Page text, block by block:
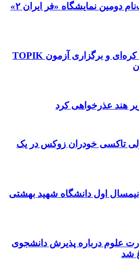
تمدید مهلت ثبت‌نام دومین نمایشگاه «فر ایران ۲»
راه‌اندازی رشته کره‌ای و برگزاری آزمون TOPIK
هند عذرخواهی کرد
تاکسی خودران زوکس در یک
اول دانشگاه شهید بهشتی
علوم درباره پذیرش دانشجوی
شد